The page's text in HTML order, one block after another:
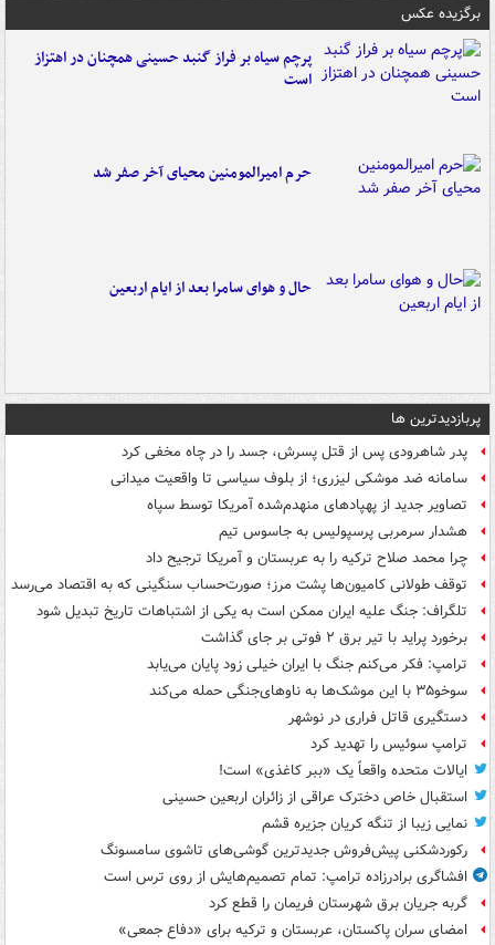
برگزیده عکس
پرچم سیاه بر فراز گنبد حسینی همچنان در اهتزاز
است
حرم امیرالمومنین محیای آخر صفر شد
حال و هوای سامرا بعد از ایام اربعین
پربازدیدترین ها
پدر شاهرودی پس از قتل پسرش، جسد را در چاه مخفی کرد
سامانه ضد موشکی لیزری؛ از بلوف سیاسی تا واقعیت میدانی
تصاویر جدید از پهپادهای منهدم‌شده آمریکا توسط سپاه
هشدار سرمربی پرسپولیس به جاسوس تیم
چرا محمد صلاح ترکیه را به عربستان و آمریکا ترجیح داد
توقف طولانی کامیون‌ها پشت مرز؛ صورت‌حساب سنگینی که به اقتصاد می‌رسد
تلگراف: جنگ علیه ایران ممکن است به یکی از اشتباهات تاریخ تبدیل شود
برخورد پراید با تیر برق ۲ فوتی بر جای گذاشت
ترامپ: فکر می‌کنم جنگ با ایران خیلی زود پایان می‌یابد
سوخو۳۵ با این موشک‌ها به ناوهای‌جنگی حمله می‌کند
دستگیری قاتل فراری در نوشهر
ترامپ سوئیس را تهدید کرد
ایالات متحده واقعاً یک «ببر کاغذی» است!
استقبال خاص دخترک عراقی از زائران اربعین حسینی
نمایی زیبا از تنگه کریان جزیره قشم
رکوردشکنی پیش‌فروش جدیدترین گوشی‌های تاشوی سامسونگ
افشاگری برادرزاده ترامپ: تمام تصمیم‌هایش از روی ترس است
گربه جریان برق شهرستان فریمان را قطع کرد
امضای سران پاکستان، عربستان و ترکیه برای «دفاع جمعی»